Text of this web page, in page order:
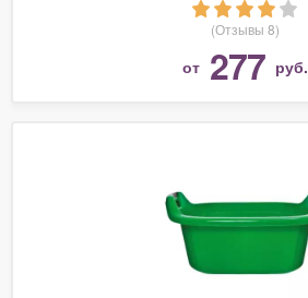
(Отзывы 8)
от 277 руб.